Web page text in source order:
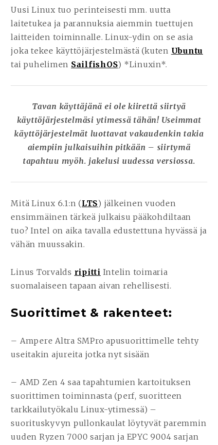
Uusi Linux tuo perinteisesti mm. uutta
laitetukea ja parannuksia aiemmin tuettujen
laitteiden toiminnalle. Linux-ydin on se asia
joka tekee käyttöjärjestelmästä (kuten Ubuntu
tai puhelimen SailfishOS) *Linuxin*.
Tavan käyttäjänä ei ole kiirettä siirtyä
käyttöjärjestelmäsi ytimessä tähän! Useimmat
käyttöjärjestelmät luottavat vakaudenkin takia
aiempiin julkaisuihin pitkään – siirtymä
tapahtuu myöh. jakelusi uudessa versiossa.
Mitä Linux 6.1:n (LTS) jälkeinen vuoden
ensimmäinen tärkeä julkaisu pääkohdiltaan
tuo? Intel on aika tavalla edustettuna hyvässä ja
vähän muussakin.
Linus Torvalds ripitti Intelin toimaria
suomalaiseen tapaan aivan rehellisesti.
Suorittimet & rakenteet:
– Ampere Altra SMPro apusuorittimelle tehty
useitakin ajureita jotka nyt sisään
– AMD Zen 4 saa tapahtumien kartoituksen
suorittimen toiminnasta (perf, suoritteen
tarkkailutyökalu Linux-ytimessä) –
suorituskyvyn pullonkaulat löytyvät paremmin
uuden Ryzen 7000 sarjan ja EPYC 9004 sarjan